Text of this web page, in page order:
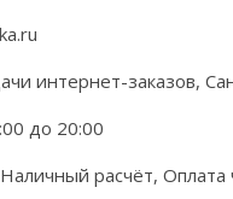
интернет-заказов,
до 20:00
расчёт, Оплата